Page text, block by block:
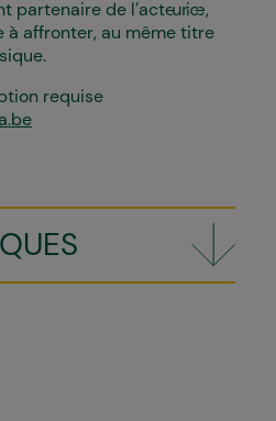
partenaire de l’acteur·ice,
à affronter, au même titre
requise